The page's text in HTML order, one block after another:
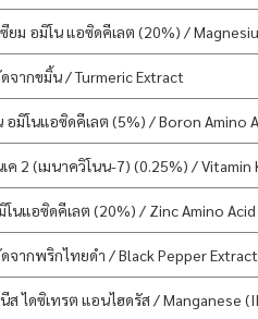
ยม อมิโน แอซิดคีเลต (20%) /
จากขมิ้น / Turmeric Extract
อมิโนแอซิดคีเลต (5%) / Boron Amino
ค 2 (เมนาควิโนน-7) (0.25%) /
โนแอซิดคีเลต (20%) / Zinc Amino
จากพริกไทยดำ / Black Pepper Extract
ส ไดซิเทรต แอนไฮดรัส / Manganese